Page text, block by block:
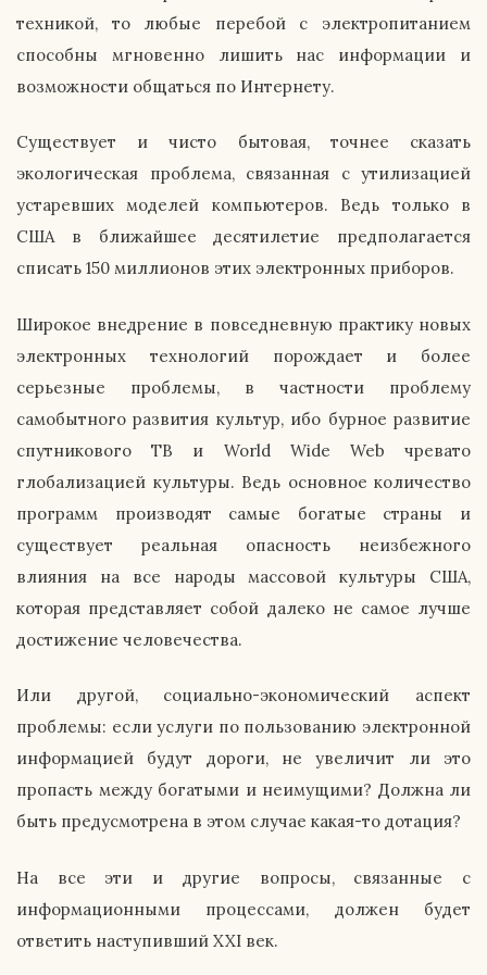
техникой, то любые перебой с электропитанием
способны мгновенно лишить нас информации и
возможности общаться по Интернету.
Существует и чисто бытовая, точнее сказать
экологическая проблема, связанная с утилизацией
устаревших моделей компьютеров. Ведь только в
США в ближайшее десятилетие предполагается
списать 150 миллионов этих электронных приборов.
Широкое внедрение в повседневную практику новых
электронных технологий порождает и более
серьезные проблемы, в частности проблему
самобытного развития культур, ибо бурное развитие
спутникового ТВ и World Wide Web чревато
глобализацией культуры. Ведь основное количество
программ производят самые богатые страны и
существует реальная опасность неизбежного
влияния на все народы массовой культуры США,
которая представляет собой далеко не самое лучше
достижение человечества.
Или другой, социально-экономический аспект
проблемы: если услуги по пользованию электронной
информацией будут дороги, не увеличит ли это
пропасть между богатыми и неимущими? Должна ли
быть предусмотрена в этом случае какая-то дотация?
На все эти и другие вопросы, связанные с
информационными процессами, должен будет
ответить наступивший XXI век.